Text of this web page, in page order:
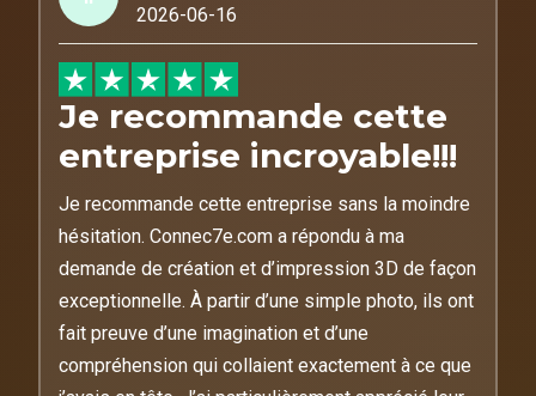
2026-06-16
Je recommande cette
entreprise incroyable!!!
Je recommande cette entreprise sans la moindre
hésitation. Connec7e.com a répondu à ma
demande de création et d’impression 3D de façon
exceptionnelle. À partir d’une simple photo, ils ont
fait preuve d’une imagination et d’une
compréhension qui collaient exactement à ce que